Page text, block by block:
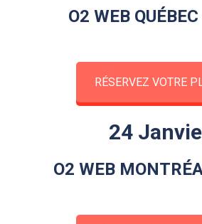
O2 WEB
RÉSERVEZ VOTRE
24
O2 WEB